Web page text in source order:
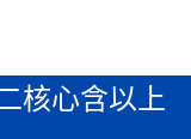
核心含以上